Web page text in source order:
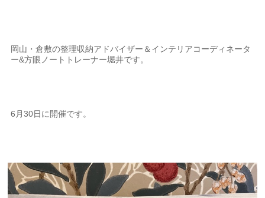
岡山・倉敷の整理収納アドバイザー＆インテリアコーディネータ
ー&方眼ノートトレーナー堀井です。
6月30日に開催です。